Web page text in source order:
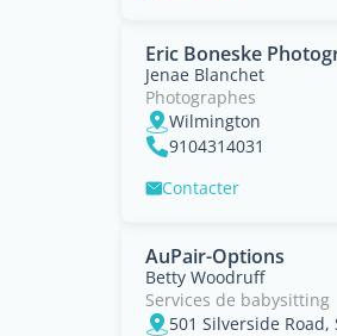
Eric Boneske
Jenae Blanchet
Photographes
Wilmington
9104314031
Contacter
AuPair-Options
Betty Woodruff
Services de babysitting
501 Silverside